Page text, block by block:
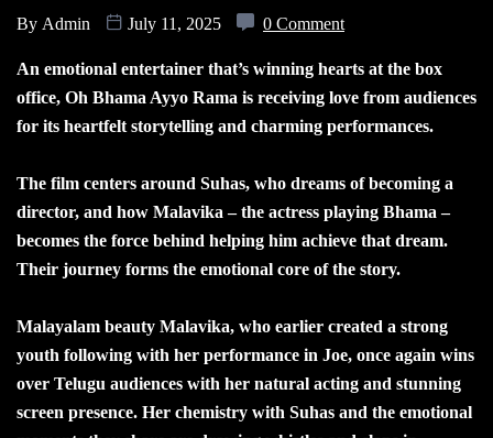
By Admin July 11, 2025 0 Comment
An emotional entertainer that’s winning hearts at the box
office, Oh Bhama Ayyo Rama is receiving love from audiences
for its heartfelt storytelling and charming performances.
The film centers around Suhas, who dreams of becoming a
director, and how Malavika – the actress playing Bhama –
becomes the force behind helping him achieve that dream.
Their journey forms the emotional core of the story.
Malayalam beauty Malavika, who earlier created a strong
youth following with her performance in Joe, once again wins
over Telugu audiences with her natural acting and stunning
screen presence. Her chemistry with Suhas and the emotional